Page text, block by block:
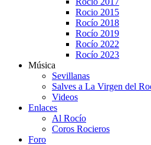
Rocio 2015
Rocío 2018
Rocío 2019
Rocío 2022
Rocío 2023
Música
Sevillanas
Salves a La Virgen del
Videos
Enlaces
Al Rocío
Coros Rocieros
Foro